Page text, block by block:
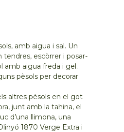
amb aigua i sal. Un
tendres, escòrrer i posar-
amb aigua freda i gel.
pèsols per decorar
altres pèsols en el got
junt amb la tahina, el
d’una llimona, una
1870 Verge Extra i